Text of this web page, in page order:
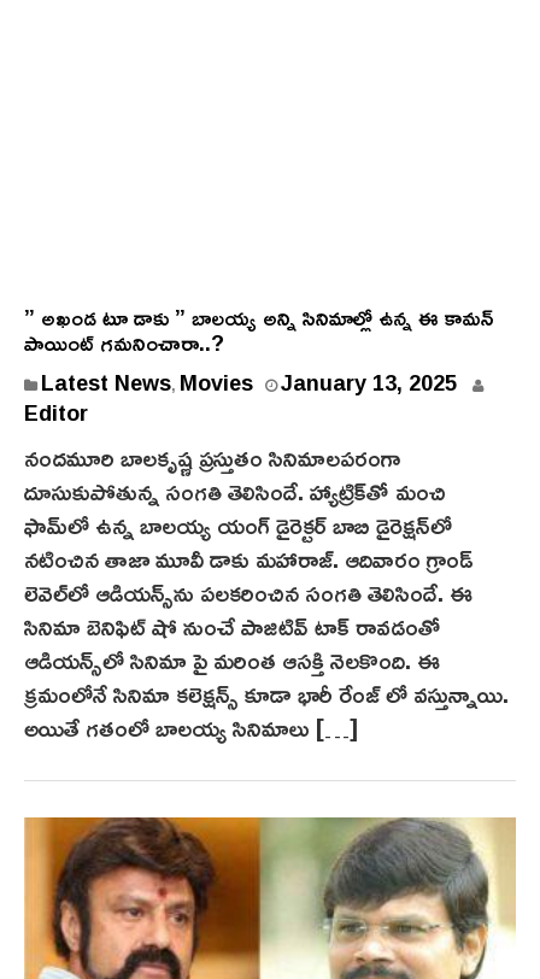
” అఖండ టూ డాకు ” బాలయ్య అన్ని సినిమాల్లో ఉన్న‌ ఈ కామన్
పాయింట్ గమనించారా..?
Latest News, Movies January 13, 2025
Editor
నందమూరి బాలకృష్ణ ప్రస్తుతం సినిమాలపరంగా
దూసుకుపోతున్న సంగతి తెలిసిందే. హ్యాట్రిక్‌తో మంచి
ఫామ్‌లో ఉన్న బాలయ్య యంగ్ డైరెక్టర్ బాబి డైరెక్షన్‌లో
నటించిన తాజా మూవీ డాకు మహారాజ్. ఆదివారం గ్రాండ్
లెవెల్‌లో ఆడియ‌న్స్‌ను పలకరించిన సంగతి తెలిసిందే. ఈ
సినిమా బెనిఫిట్ షో నుంచే పాజిటివ్ టాక్ రావడంతో
ఆడియన్స్‌లో సినిమా పై మరింత ఆసక్తి నెలకొంది. ఈ
క్రమంలోనే సినిమా కలెక్షన్స్ కూడా భారీ రేంజ్ లో వస్తున్నాయి.
అయితే గతంలో బాలయ్య సినిమాలు […]